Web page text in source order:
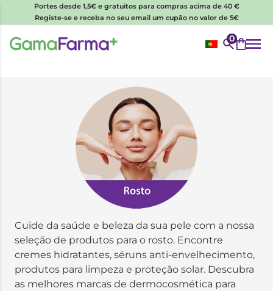
Portes desde 1,5€ e gratuitos para compras acima de 40 €
Registe-se e receba no seu email um cupão no valor de 5€
0
Cuide da saúde e beleza da sua pele com a nossa
seleção de produtos para o rosto. Encontre
cremes hidratantes, séruns anti-envelhecimento,
produtos para limpeza e proteção solar. Descubra
as melhores marcas de dermocosmética para